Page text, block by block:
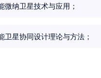
微纳卫星技术与应用；
卫星协同设计理论与方法；